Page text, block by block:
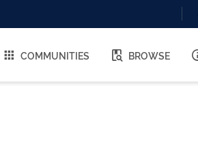
COMMUNITIES BROWSE